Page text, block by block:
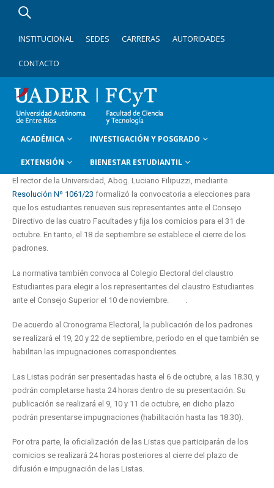
INSTITUCIONAL SEDES CARRERAS AUTORIDADES
CONTACTO
ACADÉMICA INVESTIGACIÓN Y POSGRADO
EXTENSIÓN BIENESTAR ESTUDIANTIL
El rector de la Universidad, Abog. Luciano Filipuzzi, mediante
Resolución Nº 1061/23 formalizó la convocatoria a elecciones para
que los estudiantes renueven sus representantes ante el Consejo
Directivo de las cuatro Facultades y fija los comicios para el 31 de
octubre. En tanto, el 18 de septiembre se establece el cierre de los
padrones.
La normativa también convoca al Colegio Electoral del claustro
Estudiantes para elegir a los representantes del claustro Estudiantes
ante el Consejo Superior el 10 de noviembre. .
De acuerdo al Cronograma Electoral, la publicación de los padrones
se realizará el 19, 20 y 22 de septiembre, período en el que también se
habilitan las impugnaciones correspondientes.
Las Listas podrán ser presentadas hasta el 6 de octubre, a las 18.30, y
podrán completarse hasta 24 horas dentro de su presentación. Su
publicación se realizará el 9, 10 y 11 de octubre, en dicho plazo
podrán presentarse impugnaciones (habilitación hasta las 18.30).
Por otra parte, la oficialización de las Listas que participarán de los
comicios se realizará 24 horas posteriores al cierre del plazo de
difusión e impugnación de las Listas.